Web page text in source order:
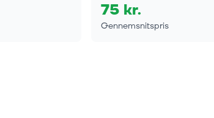
75kr.
Gennemsnitspris